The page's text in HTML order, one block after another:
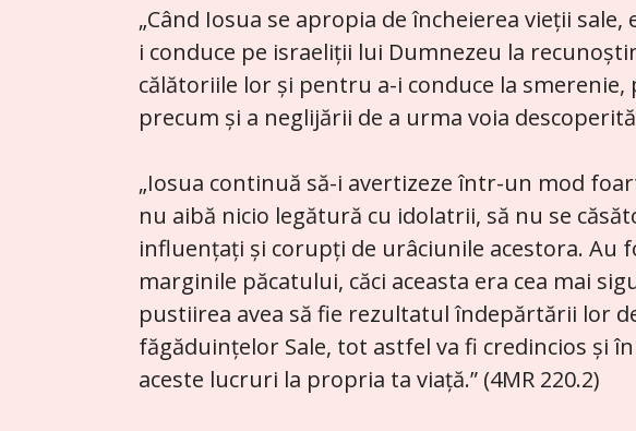
„Când Iosua se apropia de încheierea vieții
i conduce pe israeliții lui Dumnezeu la
călătoriile lor și pentru a-i conduce la
precum și a neglijării de a urma voia
„Iosua continuă să-i avertizeze într-un mod
nu aibă nicio legătură cu idolatrii, să nu se
influențați și corupți de urâciunile acestora. Au
marginile păcatului, căci aceasta era cea mai
pustiirea avea să fie rezultatul îndepărtării lor
făgăduințelor Sale, tot astfel va fi credincios și
aceste lucruri la propria ta viață.” (4MR 220.2)